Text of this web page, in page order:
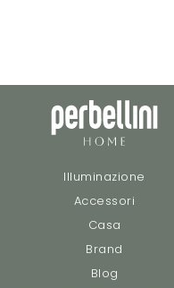
Illuminazione
Accessori
Casa
Brand
Blog